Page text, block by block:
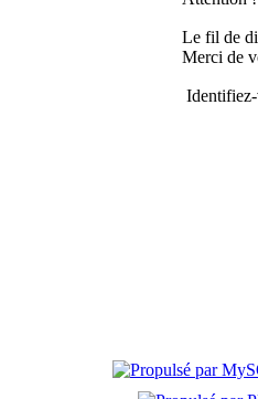
Le fil de
Merci de